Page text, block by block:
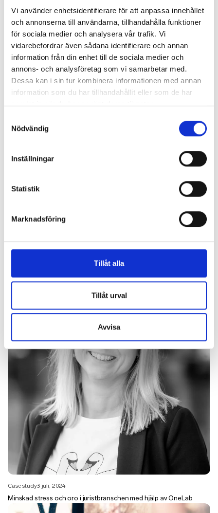
Vi använder enhetsidentifierare för att anpassa innehållet
och annonserna till användarna, tillhandahålla funktioner
för sociala medier och analysera vår trafik. Vi
vidarebefordrar även sådana identifierare och annan
information från din enhet till de sociala medier och
annons- och analysföretag som vi samarbetar med.
Dessa kan i sin tur kombinera informationen med annan
information som du har tillhandahållit eller som de har
samlat in när du har använt deras tjänster.
Nödvändig
Inställningar
Statistik
Marknadsföring
Tillåt alla
Tillåt urval
Avvisa
personalens mående och möjlighet till uppföljning, ett
viktigt steg i bolagets arbete med att alltid sätta
personalens välmående i första rummet.
Nästa läsning
Hur diagnostiseras psykisk ohälsa? Med exempel och statistik
Case study3 juli, 2024
Minskad stress och oro i juristbranschen med hjälp av OneLab